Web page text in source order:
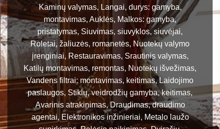
Kaminų valymas, Langai, durys: gamyba,
montavimas, Auklės, Malkos: gamyba,
pristatymas, Siuvimas, siuvyklos, siuvėjai,
Roletai, žaliuzės, romanetės, Nuotekų valymo
įrenginiai, Restauravimas, Srautinis valymas,
Katilų montavimas, remontas, Nuotekų išvežimas,
Vandens filtrai: montavimas, keitimas, Laidojimo
paslaugos, Stiklų, veidrodžių gamyba, keitimas,
Avarinis atrakinimas, Draudimas, draudimo
agentai, Elektronikos inžinieriai, Metalo laužo